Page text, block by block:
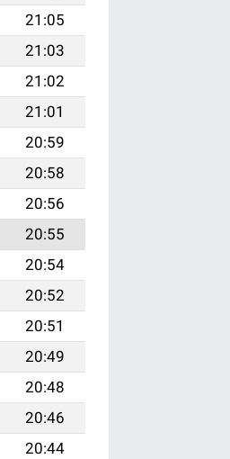
21:05
21:03
21:02
21:01
20:59
20:58
20:56
20:55
20:54
20:52
20:51
20:49
20:48
20:46
20:44